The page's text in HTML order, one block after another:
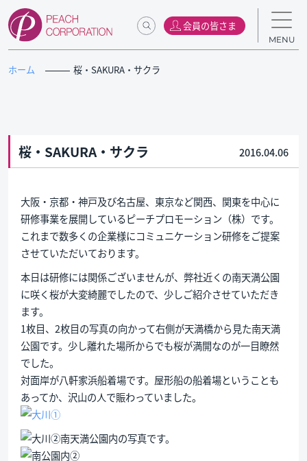
会員の皆さま
MENU
ホーム 桜・SAKURA・サクラ
桜・SAKURA・サクラ 2016.04.06
大阪・京都・神戸及び名古屋、東京など関西、関東を中心に
研修事業を展開しているピーチプロモーション（株）です。
これまで数多くの企業様にコミュニケーション研修をご提案
させていただいております。
本日は研修には関係ございませんが、弊社近くの南天満公園
に咲く桜が大変綺麗でしたので、少しご紹介させていただき
ます。
1枚目、2枚目の写真の向かって右側が天満橋から見た南天満
公園です。少し離れた場所からでも桜が満開なのが一目瞭然
でした。
対面岸が八軒家浜船着場です。屋形船の船着場ということも
あってか、沢山の人で賑わっていました。
南天満公園内の写真です。